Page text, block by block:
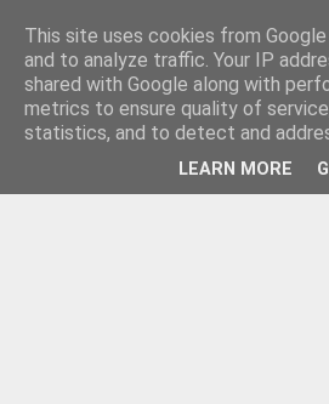
This site uses cookies from
and to analyze traffic. Your IP
shared with Google along with
metrics to ensure quality of
statistics, and to detect and
LEARN MORE